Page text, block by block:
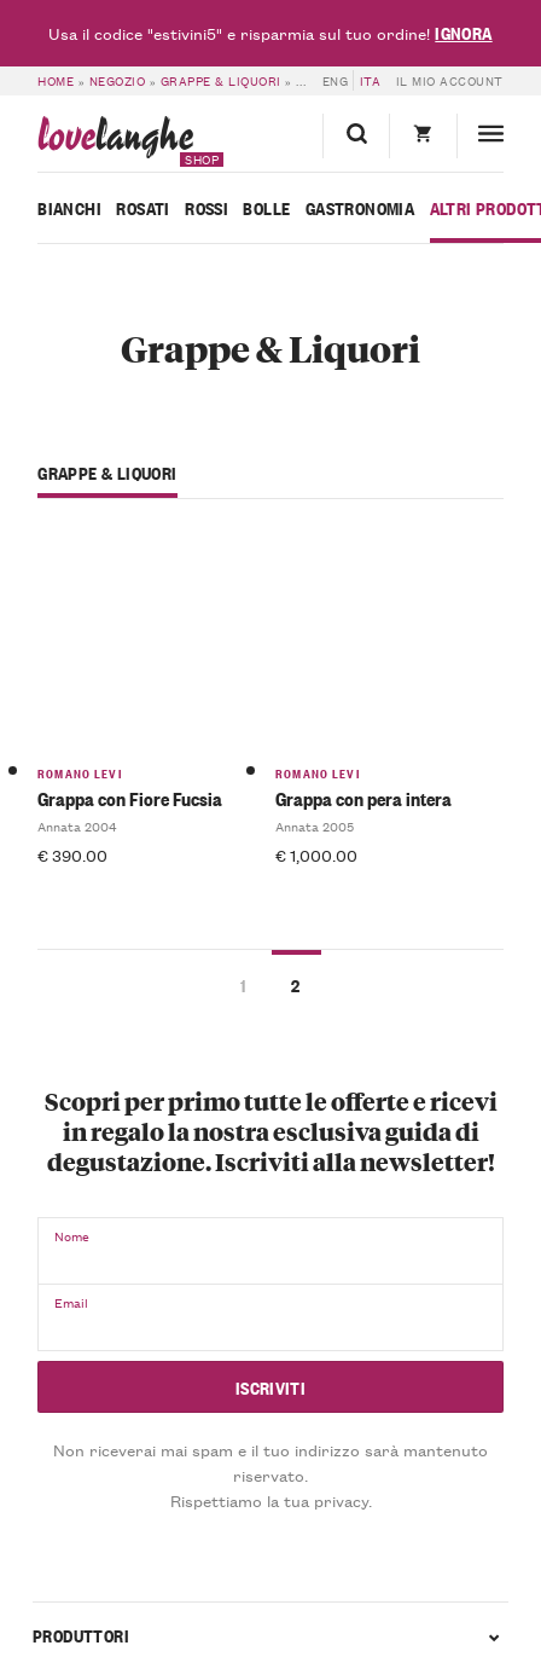
HOME » NEGOZIO » GRAPPE & LIQUORI »PAGINA 2
ENG ITA IL MIO ACCOUNT
lovelanghe
SHOP
BIANCHI ROSATI ROSSI BOLLE GASTRONOMIA ALTRI
Grappe & Liquori
GRAPPE & LIQUORI
ROMANO LEVI
Grappa con Fiore Fucsia
Annata 2004
€390.00
ROMANO LEVI
Grappa con pera intera
Annata 2005
€1,000.00
1 2
Scopri per primo tutte le offerte e ricevi
in regalo la nostra esclusiva guida di
degustazione. Iscriviti alla newsletter!
Nome
Email
Non riceverai mai spam e il tuo indirizzo sarà mantenuto
riservato.
Rispettiamo la tua privacy.
PRODUTTORI
Usa il codice "estivini5" e risparmia sul tuo ordine!IGNORA